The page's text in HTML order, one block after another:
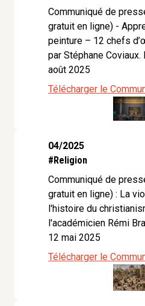
Communiqué de
gratuit en ligne) -
peinture – 12 chefs
par Stéphane Coviaux.
août 2025
Télécharger le
04/2025
#Religion
Communiqué de
gratuit en ligne) : La
l'histoire du
l'académicien Rémi
12 mai 2025
Télécharger le